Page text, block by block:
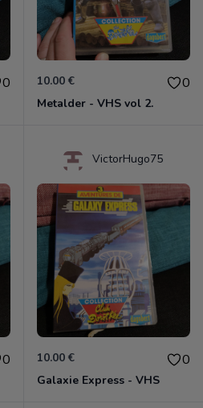
0 10.00 € 0
Metalder - VHS vol 2.
0
VictorHugo75
10.00 € 0
Galaxie Express - VHS